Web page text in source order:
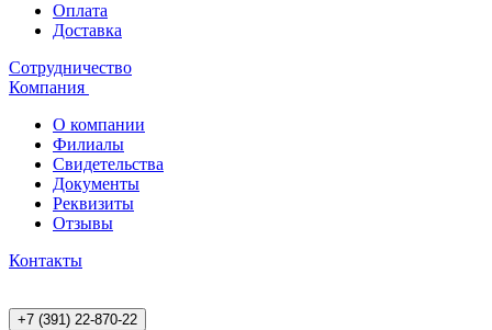
Оплата
Доставка
Сотрудничество
Компания
О компании
Филиалы
Свидетельства
Документы
Реквизиты
Отзывы
Контакты
+7 (391) 22-870-22